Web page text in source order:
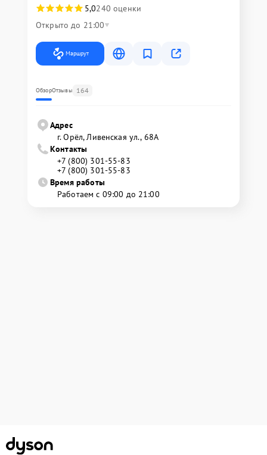
5,0240 оценки
Открыто до 21:00
Маршрут
ОбзорОтзывы 164
Адрес
г. Орёл, Ливенская ул., 68А
Контакты
+7 (800) 301-55-83
+7 (800) 301-55-83
Время работы
Работаем с 09:00 до 21:00